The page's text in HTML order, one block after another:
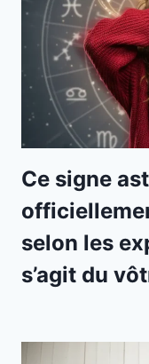
Ce signe
selon les
s’agit du